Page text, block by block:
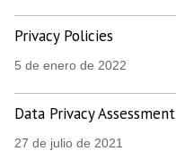
Privacy Policies
5 de enero de 2022
Data Privacy Assessment
27 de julio de 2021